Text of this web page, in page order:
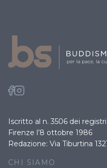
Iscritto al n. 3506 dei
Firenze l’8 ottobre 1986
Redazione: Via Tiburtina
CHI SIAMO